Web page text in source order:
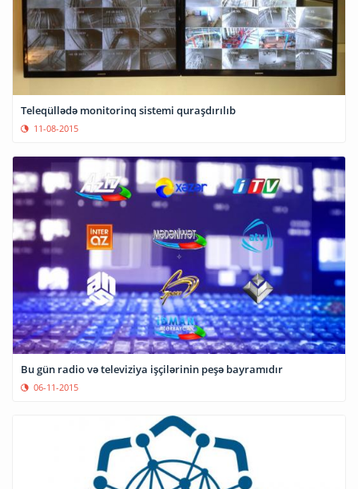
Teleqüllədə monitorinq sistemi quraşdırılıb
11-08-2015
Bu gün radio və televiziya işçilərinin peşə bayramıdır
06-11-2015